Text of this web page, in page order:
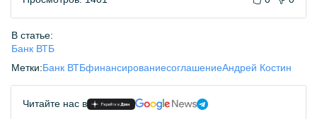
В статье:
Банк ВТБ
Метки:Банк ВТБфинансированиесоглашениеАндрей Костин
Читайте нас в